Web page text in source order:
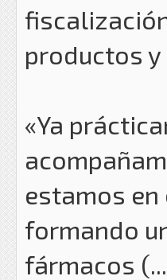
productos
«Ya
estamos
formando
fármacos